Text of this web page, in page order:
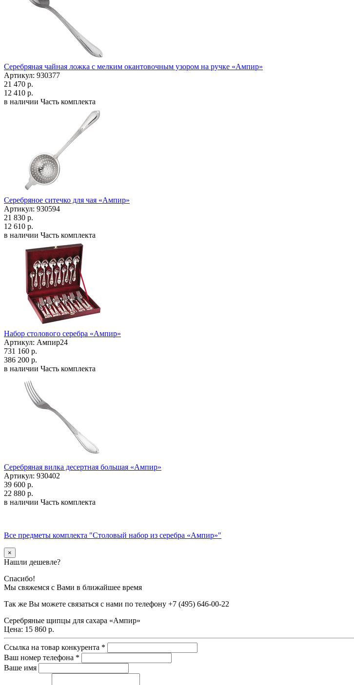
Серебряная чайная ложка с мелким окантовочным узором на ручке «Ампир»
Артикул: 930377
21 470 р.
12 410 р.
в наличии Часть комплекта
Серебряное ситечко для чая «Ампир»
Артикул: 930594
21 830 р.
12 610 р.
в наличии Часть комплекта
Набор столового серебра «Ампир»
Артикул: Ампир24
731 160 р.
386 200 р.
в наличии Часть комплекта
Серебряная вилка десертная большая «Ампир»
Артикул: 930402
39 600 р.
22 880 р.
в наличии Часть комплекта
Все предметы комплекта "Столовый набор из серебра «Ампир»"
×
Нашли дешевле?
Спасибо!
Мы свяжемся с Вами в ближайшее время
Так же Вы можете связаться с нами по телефону +7 (495) 646-00-22
Серебряные щипцы для сахара «Ампир»
Цена: 15 860 р.
Ссылка на товар конкурента *
Ваш номер телефона *
Ваше имя